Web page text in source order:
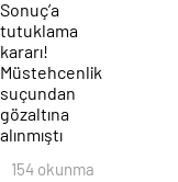
154 okunma